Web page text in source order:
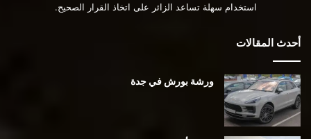
استخدام سهلة تساعد الزائر على اتخاذ القرار الصحيح.
أحدث المقالات
ورشة بورش في جدة